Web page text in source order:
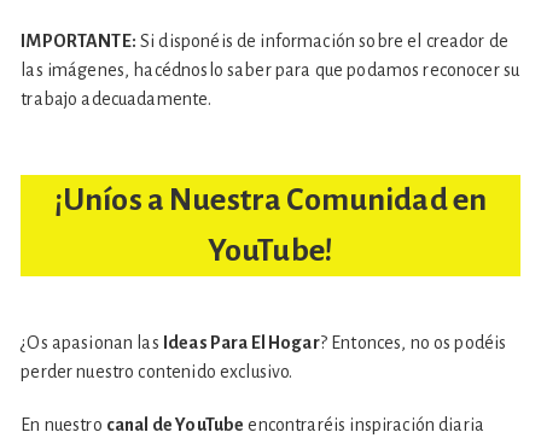
IMPORTANTE: Si disponéis de información sobre el creador de
las imágenes, hacédnoslo saber para que podamos reconocer su
trabajo adecuadamente.
¡Uníos a Nuestra Comunidad en
YouTube!
¿Os apasionan las Ideas Para El Hogar? Entonces, no os podéis
perder nuestro contenido exclusivo.
En nuestro canal de YouTube encontraréis inspiración diaria